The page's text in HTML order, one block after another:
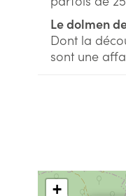
Le dolmen
Dont la
sont une
+